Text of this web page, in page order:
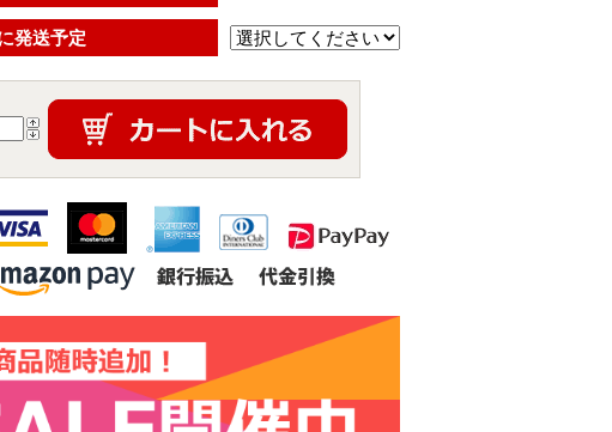
発送予定